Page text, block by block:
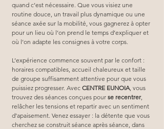
quand c’est nécessaire. Que vous visiez une
routine douce, un travail plus dynamique ou une
séance axée sur la mobilité, vous gagnerez à opter
pour un lieu où l’on prend le temps d’expliquer et
où l’on adapte les consignes à votre corps.
L’expérience commence souvent par le confort :
horaires compatibles, accueil chaleureux et taille
de groupe suffisamment attentive pour que vous
puissiez progresser. Avec CENTRE EUNOIA, vous
trouvez des séances conçues pour se recentrer,
relâcher les tensions et repartir avec un sentiment
d’apaisement. Venez essayer : la détente que vous
cherchez se construit séance après séance, dans